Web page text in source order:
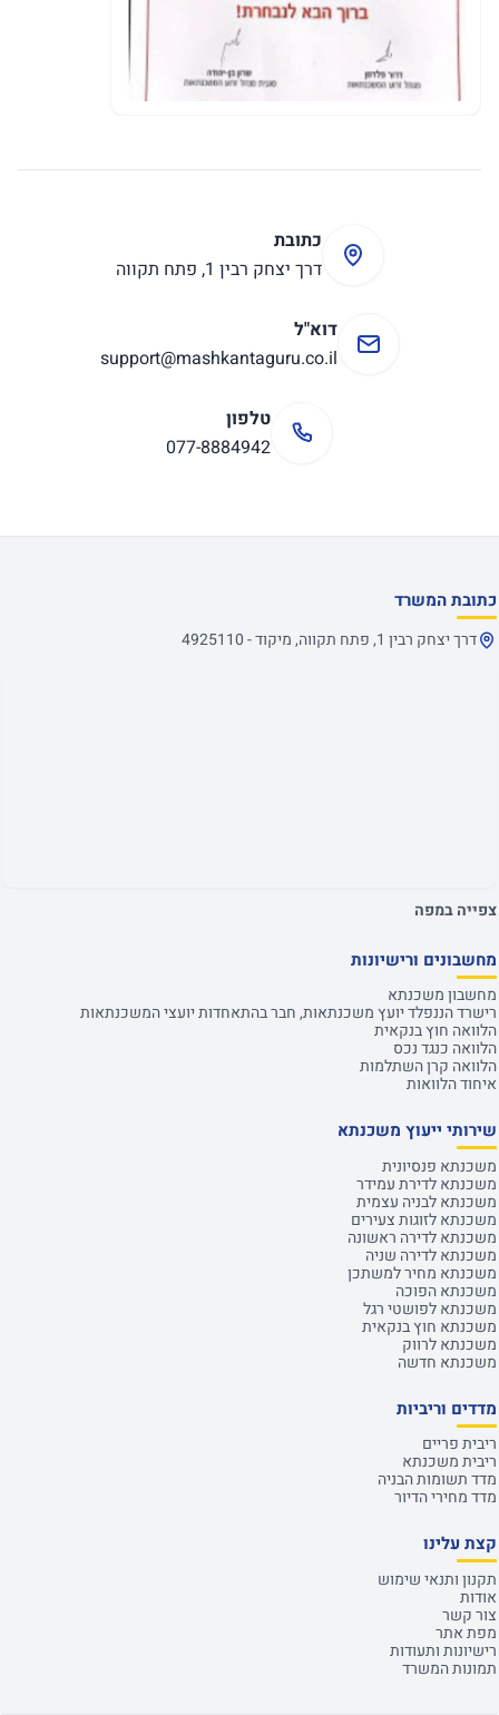
כתובת
דרך יצחק רבין 1, פתח תקווה
דוא"ל
support@mashkantaguru.co.il
טלפון
077-8884942
כתובת המשרד
דרך יצחק רבין 1, פתח תקווה, מיקוד - 4925110
צפייה במפה
מחשבונים ורישיונות
מחשבון משכנתא
רישרד הננפלד יועץ משכנתאות, חבר בהתאחדות יועצי המשכנתאות
הלוואה חוץ בנקאית
הלוואה כנגד נכס
הלוואה קרן השתלמות
איחוד הלוואות
שירותי ייעוץ משכנתא
משכנתא פנסיונית
משכנתא לדירת עמידר
משכנתא לבניה עצמית
משכנתא לזוגות צעירים
משכנתא לדירה ראשונה
משכנתא לדירה שניה
משכנתא מחיר למשתכן
משכנתא הפוכה
משכנתא לפושטי רגל
משכנתא חוץ בנקאית
משכנתא לרווק
משכנתא חדשה
מדדים וריביות
ריבית פריים
ריבית משכנתא
מדד תשומות הבניה
מדד מחירי הדיור
קצת עלינו
תקנון ותנאי שימוש
אודות
צור קשר
מפת אתר
רישיונות ותעודות
תמונות המשרד